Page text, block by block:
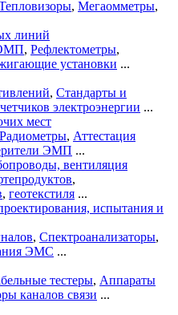
, Мегаомметры,
линий
, Рефлектометры,
установки ...
, Стандарты и
электроэнергии ...
мест
Радиометры, Аттестация
ЭМП ...
вентиляция
,
, геотекстиля ...
испытания и
, Спектроанализаторы,
ЭМС ...
тестеры, Аппараты
каналов связи ...